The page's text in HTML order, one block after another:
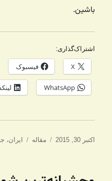
باشین.
اشتراک‌گذاری:
X فیسبوک
WhatsApp
ارسال
اکتبر 30, 2015 دسته‌ها
مقاله ایران،